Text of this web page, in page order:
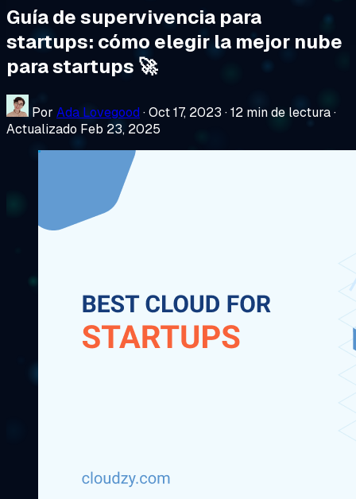
Guía de supervivencia para
startups: cómo elegir la mejor nube
para startups 🚀
Por Ada Lovegood ·Oct 17, 2023 ·12 min de lectura·
Actualizado Feb 23, 2025